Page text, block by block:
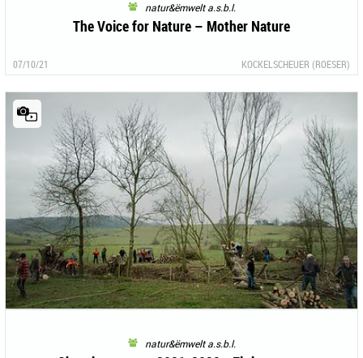
natur&ëmwelt a.s.b.l.
The Voice for Nature – Mother Nature
07/10/21 KOCKELSCHEUER (ROESER)
natur&ëmwelt a.s.b.l.